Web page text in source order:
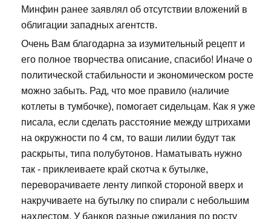
Минфин ранее заявлял об отсутствии вложений в
облигации западных агентств.
Очень Вам благодарна за изумительный рецепт и
его полное творчества описание, спасибо! Иначе о
политической стабильности и экономическом росте
можно забыть. Рад, что мое правило (наличие
котлеты в тумбочке), помогает сидельцам. Как я уже
писала, если сделать расстояние между штрихами
на окружности по 4 см, то ваши лилии будут так
раскрыты, типа полубутонов. Наматывать нужно
так - приклеиваете край скотча к бутылке,
переворачиваете ленту липкой стороной вверх и
накручиваете на бутылку по спирали с небольшим
нахлестом. У банков разные ожидания по росту